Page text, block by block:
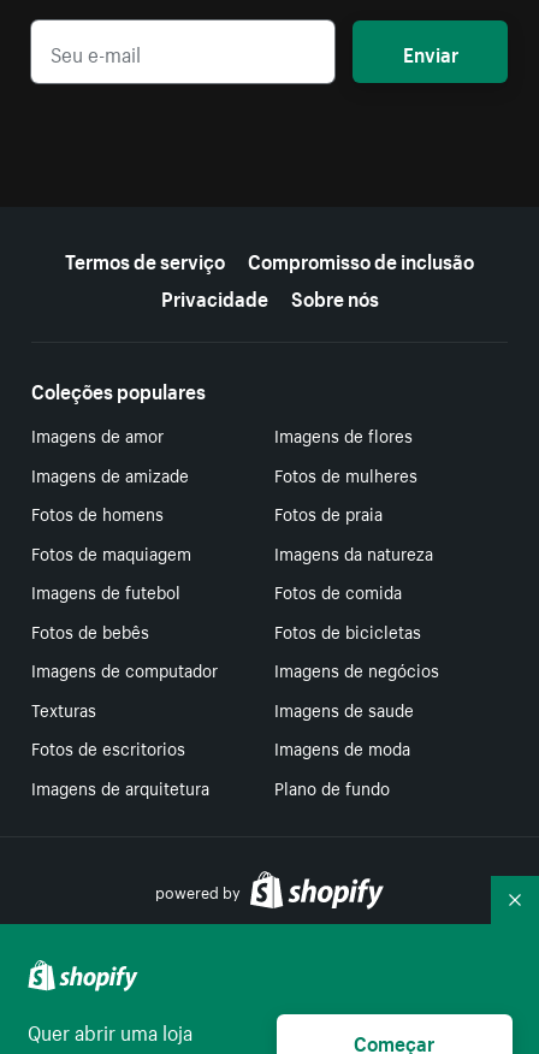
Enviar
Termos de serviço
Compromisso de inclusão
Privacidade
Sobre nós
Coleções populares
Imagens de amor
Imagens de flores
Imagens de amizade
Fotos de mulheres
Fotos de homens
Fotos de praia
Fotos de maquiagem
Imagens da natureza
Imagens de futebol
Fotos de comida
Fotos de bebês
Fotos de bicicletas
Imagens de computador
Imagens de negócios
Texturas
Imagens de saude
Fotos de escritorios
Imagens de moda
Imagens de arquitetura
Plano de fundo
powered by
Suas escolhas de privacidade
Quer abrir uma loja
Começar